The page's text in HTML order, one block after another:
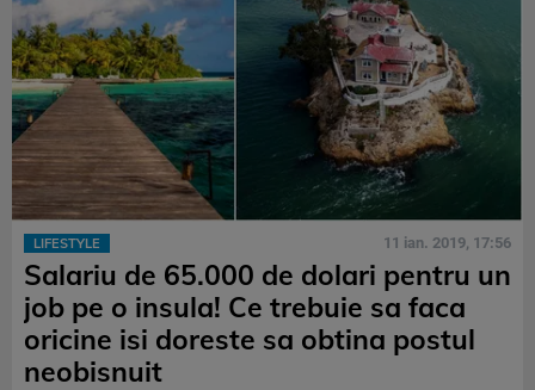
LIFESTYLE 11 ian. 2019, 17:56
Salariu de 65.000 de dolari pentru un
job pe o insula! Ce trebuie sa faca
oricine isi doreste sa obtina postul
neobisnuit